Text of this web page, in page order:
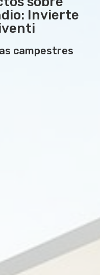
Invierte
campestres